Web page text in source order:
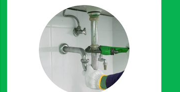
gia đình bạn. Đặc biệt, bạn hoàn toàn